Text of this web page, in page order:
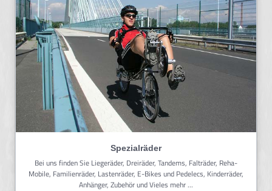
Spezialräder
Bei uns finden Sie Liegeräder, Dreiräder, Tandems, Falträder, Reha-
Mobile, Familienräder, Lastenräder, E-Bikes und Pedelecs, Kinderräder,
Anhänger, Zubehör und Vieles mehr ...